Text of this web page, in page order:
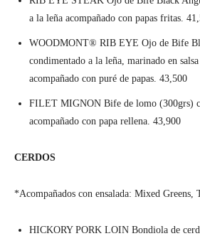
a la leña acompañado con papas fritas.
WOODMONT® RIB EYE Ojo de Bife
condimentado a la leña, marinado en
acompañado con puré de papas. 43,500
FILET MIGNON Bife de lomo (300grs)
acompañado con papa rellena. 43,900
CERDOS
*Acompañados con ensalada: Mixed Greens,
HICKORY PORK LOIN Bondiola de